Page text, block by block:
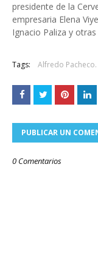
presidente de la
empresaria Elena
Ignacio Paliza y
Tags: Alfredo Pacheco.
PUBLICAR UN
0 Comentarios